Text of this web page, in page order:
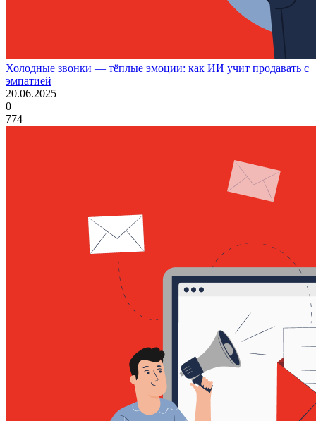
Холодные звонки — тёплые эмоции: как ИИ учит продавать с
эмпатией
20.06.2025
0
774